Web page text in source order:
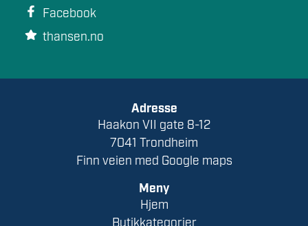
Facebook
thansen.no
Adresse
Haakon VII gate 8-12
7041 Trondheim
Finn veien med Google maps
Meny
Hjem